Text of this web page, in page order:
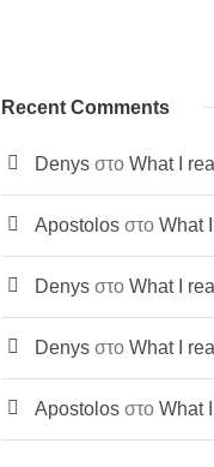
Recent Comments
Denys στοWhat I
Apostolos στοWhat
Denys στοWhat I
Denys στοWhat I
Apostolos στοWhat